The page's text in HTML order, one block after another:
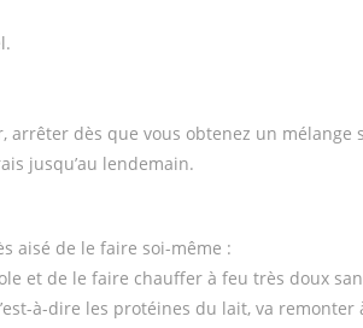
dès que vous obtenez un mélange
jusqu’au lendemain.
aisé de le faire soi-même :
et de le faire chauffer à feu très doux
à-dire les protéines du lait, va remonter